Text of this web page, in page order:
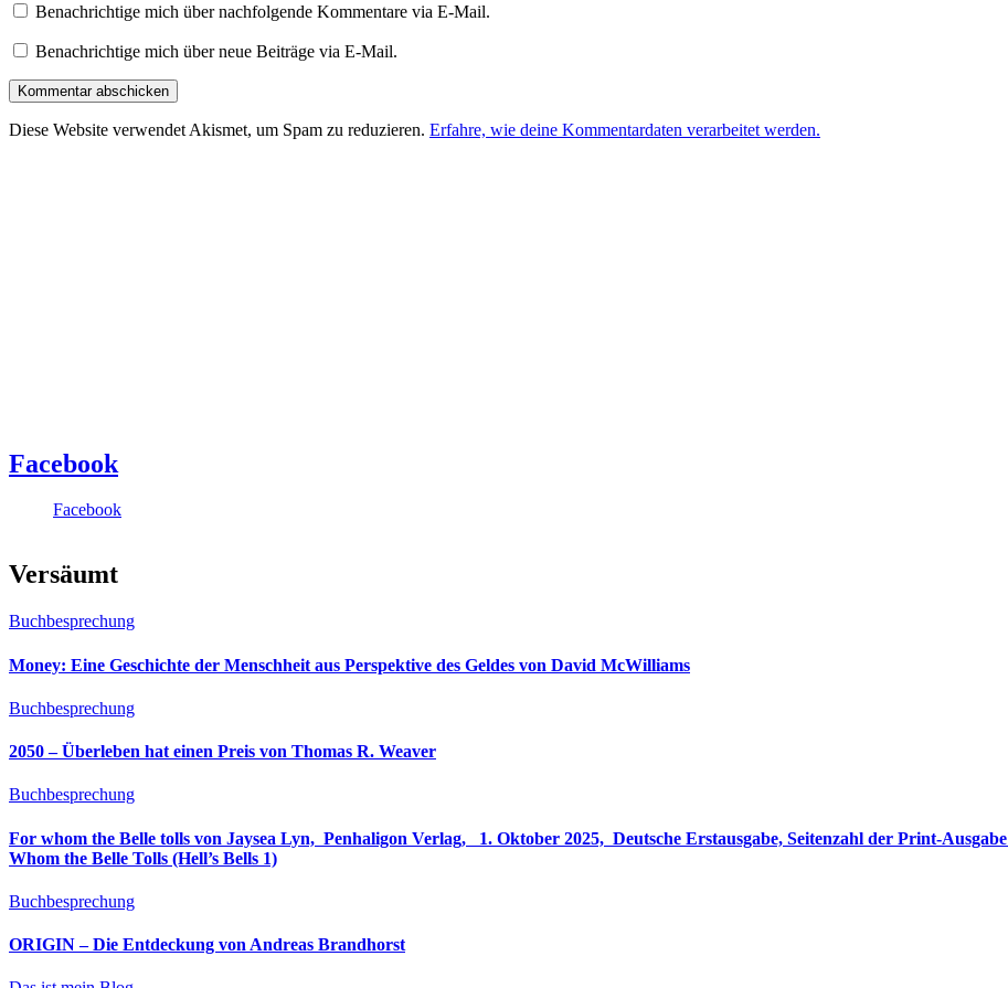
Benachrichtige mich über nachfolgende Kommentare via E-Mail.
Benachrichtige mich über neue Beiträge via E-Mail.
Diese Website verwendet Akismet, um Spam zu reduzieren. Erfahre, wie deine Kommentardaten verarbeitet werden.
Facebook
Facebook
Versäumt
Buchbesprechung
Money: Eine Geschichte der Menschheit aus Perspektive des Geldes von David McWilliams
Buchbesprechung
2050 – Überleben hat einen Preis von Thomas R. Weaver
Buchbesprechung
For whom the Belle tolls von Jaysea Lyn, ‎ Penhaligon Verlag, ‎ 1. Oktober 2025, ‎ Deutsche Erstausgabe, Seitenzahl der Print-Ausgabe ‏ : ‎ 848 Seiten, ISBN-13 ‏ : ‎ 978-3764533694, Originaltitel ‏ : ‎ For
Whom the Belle Tolls (Hell’s Bells 1)
Buchbesprechung
ORIGIN – Die Entdeckung von Andreas Brandhorst